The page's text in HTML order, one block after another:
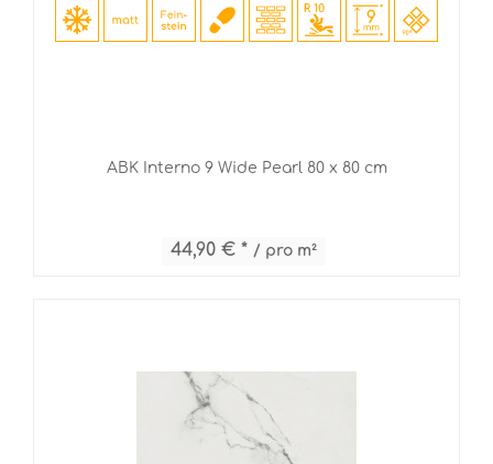
ABK Interno 9 Wide Pearl 80 x 80 cm
44,90 € * / pro m²